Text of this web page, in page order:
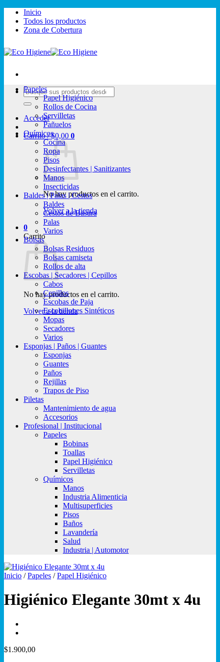
Saltar
contenido
Inicio
Todos los productos
Zona de Cobertura
Buscar
por:
Acceder
Carrito /$0,00 0
No hay productos en el carrito.
Volver a la tienda
0
Carrito
No hay productos en el carrito.
Volver a la tienda
Papeles
Papel Higiénico
Rollos de Cocina
Servilletas
Pañuelos
Químicos
Cocina
Ropa
Pisos
Desinfectantes | Sanitizantes
Manos
Insecticidas
Baldes | Palas | Cestos
Baldes
Cestos de Basura
Palas
Varios
Bolsas
Bolsas Residuos
Bolsas camiseta
Rollos de alta
Escobas | Secadores | Cepillos
Cabos
Cepillos
Escobas de Paja
Escobillones Sintéticos
Mopas
Secadores
Varios
Esponjas | Paños | Guantes
Esponjas
Guantes
Paños
Rejillas
Trapos de Piso
Piletas
Mantenimiento de agua
Accesorios
Profesional | Institucional
Papeles
Bobinas
Toallas
Papel Higiénico
Servilletas
Químicos
Manos
Industria Alimenticia
Multisuperficies
Pisos
Baños
Lavandería
Salud
Industria | Automotor
Inicio / Papeles / Papel Higiénico
Higiénico Elegante 30mt x 4u
$1.900,00